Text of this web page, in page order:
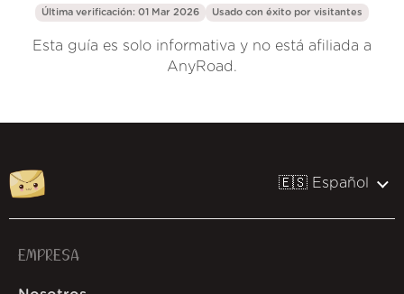
Última verificación: 01 Mar 2026 Usado con éxito por visitantes
Esta guía es solo informativa y no está afiliada a
AnyRoad.
🇪🇸 Español
EMPRESA